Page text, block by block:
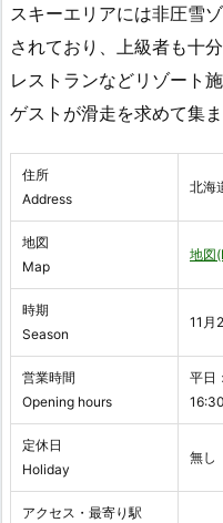
スキーエリアには非圧雪
されており、上級者も十
レストランなどリゾート
ゲストが滑走を求めて集ま
住所
Address
北海
地図
Map
地図
時期
Season
11月
営業時間
Opening hours
平日
16:30
定休日
Holiday
無し
アクセス・最寄り駅